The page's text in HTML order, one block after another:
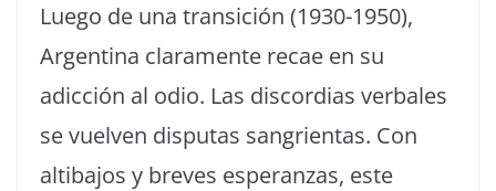
Luego de una transición (1930-1950),
Argentina claramente recae en su
adicción al odio. Las discordias verbales
se vuelven disputas sangrientas. Con
altibajos y breves esperanzas, este